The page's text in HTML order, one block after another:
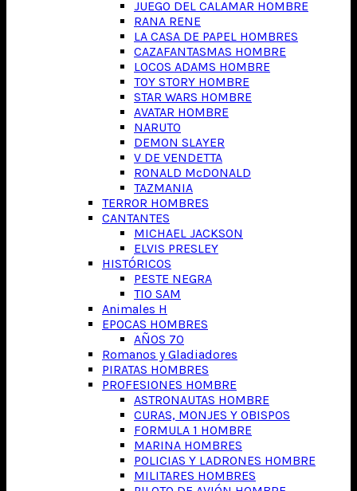
JUEGO DEL CALAMAR HOMBRE
RANA RENE
LA CASA DE PAPEL HOMBRES
CAZAFANTASMAS HOMBRE
LOCOS ADAMS HOMBRE
TOY STORY HOMBRE
STAR WARS HOMBRE
AVATAR HOMBRE
NARUTO
DEMON SLAYER
V DE VENDETTA
RONALD McDONALD
TAZMANIA
TERROR HOMBRES
CANTANTES
MICHAEL JACKSON
ELVIS PRESLEY
HISTÓRICOS
PESTE NEGRA
TIO SAM
Animales H
EPOCAS HOMBRES
AÑOS 70
Romanos y Gladiadores
PIRATAS HOMBRES
PROFESIONES HOMBRE
ASTRONAUTAS HOMBRE
CURAS, MONJES Y OBISPOS
FORMULA 1 HOMBRE
MARINA HOMBRES
POLICIAS Y LADRONES HOMBRE
MILITARES HOMBRES